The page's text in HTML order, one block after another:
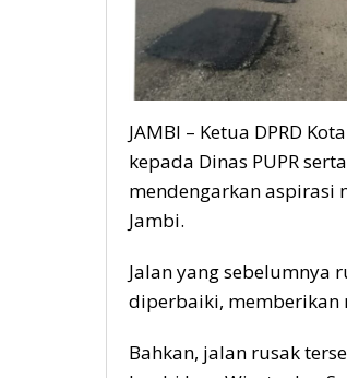
JAMBI – Ketua DPRD
kepada Dinas PUPR
mendengarkan aspirasi
Jambi.
Jalan yang sebelumnya
diperbaiki, memberikan
Bahkan, jalan rusak